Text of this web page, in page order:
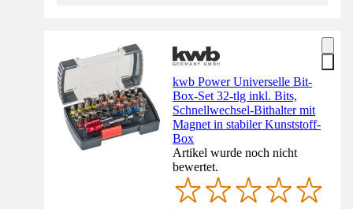
kwb Power Universelle Bit-
Box-Set 32-tlg inkl. Bits,
Schnellwechsel-Bithalter mit
Magnet in stabiler Kunststoff-
Box
Artikel wurde noch nicht
bewertet.